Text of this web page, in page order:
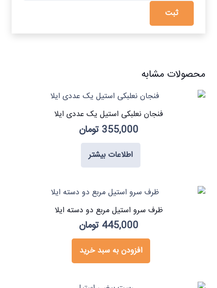
محصولات مشابه
فنجان نعلبکی استیل یک عددی ایلا
355,000 تومان
اطلاعات بیشتر
ظرف سرو استیل مربع دو دسته ایلا
445,000 تومان
افزودن به سبد خرید